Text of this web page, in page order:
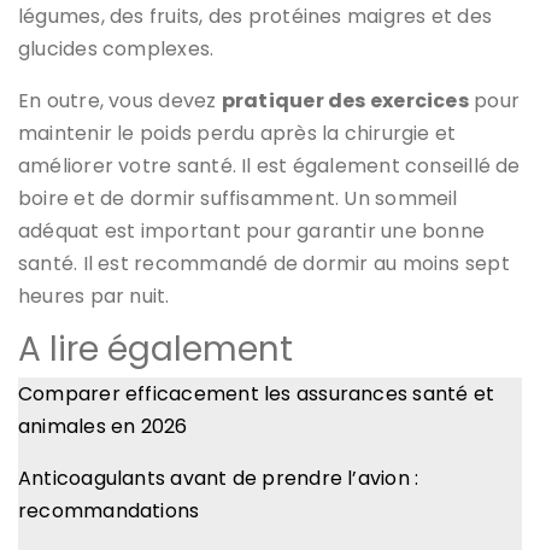
légumes, des fruits, des protéines maigres et des
glucides complexes.
En outre, vous devez pratiquer des exercicespour
maintenir le poids perdu après la chirurgie et
améliorer votre santé. Il est également conseillé de
boire et de dormir suffisamment. Un sommeil
adéquat est important pour garantir une bonne
santé. Il est recommandé de dormir au moins sept
heures par nuit.
A lire également
Comparer efficacement les assurances santé et
animales en 2026
Anticoagulants avant de prendre l’avion :
recommandations